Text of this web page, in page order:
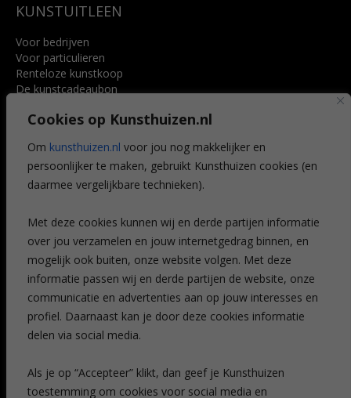
Cookies op Kunsthuizen.nl
Om kunsthuizen.nl voor jou nog makkelijker en
persoonlijker te maken, gebruikt Kunsthuizen cookies (en
daarmee vergelijkbare technieken).
Met deze cookies kunnen wij en derde partijen informatie
over jou verzamelen en jouw internetgedrag binnen, en
mogelijk ook buiten, onze website volgen. Met deze
informatie passen wij en derde partijen de website, onze
communicatie en advertenties aan op jouw interesses en
profiel. Daarnaast kan je door deze cookies informatie
delen via social media.
Als je op “Accepteer” klikt, dan geef je Kunsthuizen
toestemming om cookies voor social media en
KUNSTUITLEEN
Voor bedrijven
Voor particulieren
Renteloze kunstkoop
De kunstcadeaubon
Voordelen
Veelgestelde vragen
CONTACT
Leiden
Amsterdam
Breda
Favorieten
Mijn art alert
NIEUWSBRIEF